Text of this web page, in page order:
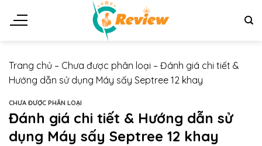
Trang chủ – Chưa được phân loại – Đánh giá chi tiết &
Hướng dẫn sử dụng Máy sấy Septree 12 khay
CHƯA ĐƯỢC PHÂN LOẠI
Đánh giá chi tiết & Hướng dẫn sử
dụng Máy sấy Septree 12 khay